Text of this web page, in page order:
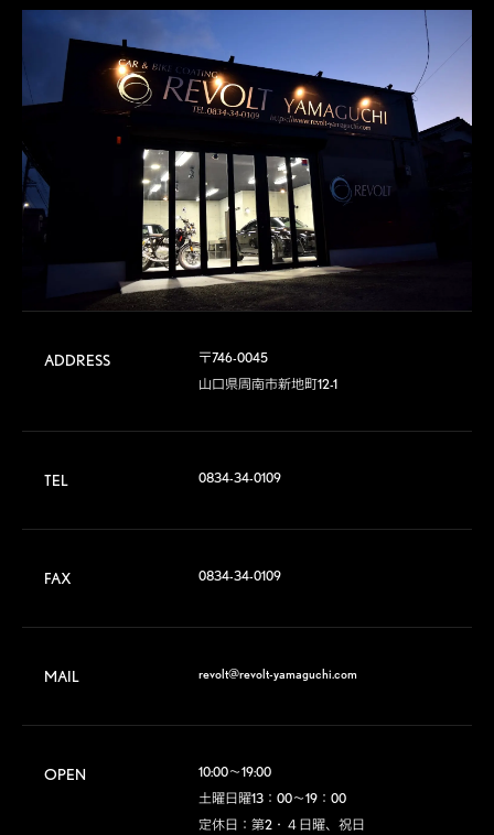
ADDRESS
〒746-0045
山口県周南市新地町12-1
TEL 0834-34-0109
FAX 0834-34-0109
MAIL revolt@revolt-yamaguchi.com
OPEN
10:00～19:00
土曜日曜13：00～19：00
定休日：第2・４日曜、祝日